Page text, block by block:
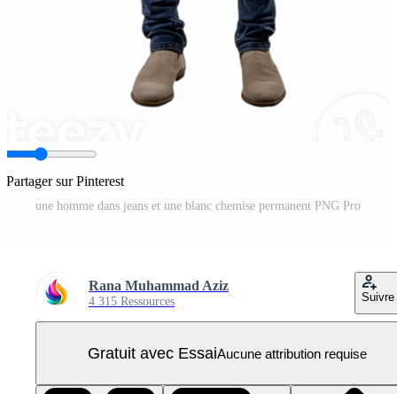
Partager sur Pinterest
une homme dans jeans et une blanc chemise permanent PNG Pro
Rana Muhammad Aziz
4 315 Ressources Suivre
Gratuit avec EssaiAucune attribution requise